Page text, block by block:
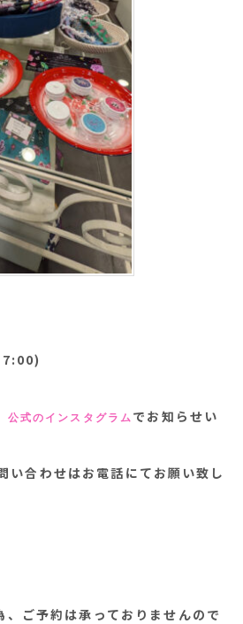
公式のインスタグラム でお知らせい
い合わせはお電話にてお願い致し
ご予約は承っておりませんので